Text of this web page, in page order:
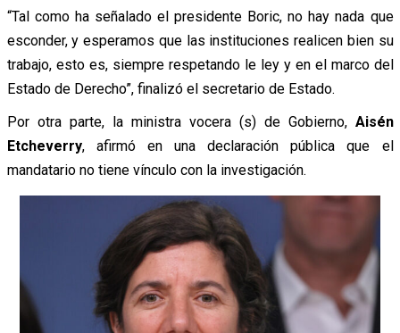
“Tal como ha señalado el presidente Boric, no hay nada que
esconder, y esperamos que las instituciones realicen bien su
trabajo, esto es, siempre respetando le ley y en el marco del
Estado de Derecho”, finalizó el secretario de Estado.
Por otra parte, la ministra vocera (s) de Gobierno, Aisén
Etcheverry, afirmó en una declaración pública que el
mandatario no tiene vínculo con la investigación.